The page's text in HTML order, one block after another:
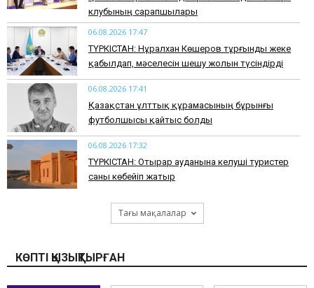
клубының сарапшылары
06.08.2026 17:47
ТҮРКІСТАН: Нұралхан Көшеров тұрғынды жеке
қабылдап, мәселесін шешу жолын түсіндірді
06.08.2026 17:41
Қазақстан ұлттық құрамасының бұрынғы
футболшысы қайтыс болды
06.08.2026 17:32
ТҮРКІСТАН: Отырар ауданына келуші туристер
саны көбейіп жатыр
Тағы мақалалар
КӨПТІ ҚЫЗЫҚТЫРҒАН